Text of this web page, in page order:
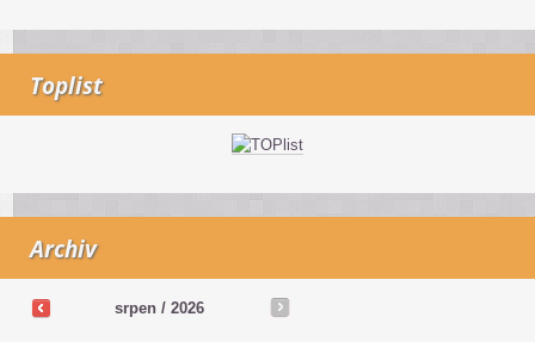
Toplist
Archiv
srpen / 2026